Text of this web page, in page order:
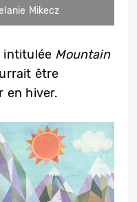
Mikecz
intitulée Mountain
être
en hiver.